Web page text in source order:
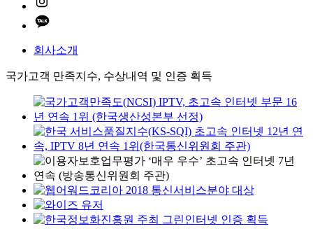
회사소개
국가고객 만족지수, 수상내역 및 인증 획득